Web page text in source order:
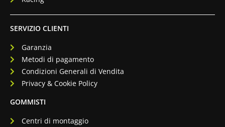
SERVIZIO CLIENTI
Garanzia
Metodi di pagamento
Condizioni Generali di Vendita
Privacy & Cookie Policy
GOMMISTI
Centri di montaggio